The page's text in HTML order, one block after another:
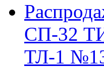
СП-32
ТЛ-1